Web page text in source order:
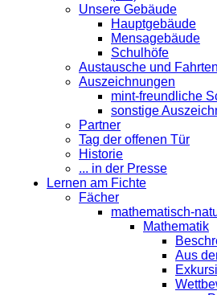
Unsere Gebäude
Hauptgebäude
Mensagebäude
Schulhöfe
Austausche und Fahrten
Auszeichnungen
mint-freundliche
sonstige
Partner
Tag der offenen Tür
Historie
... in der Presse
Lernen am Fichte
Fächer
mathematisch-
Mathematik
Aus